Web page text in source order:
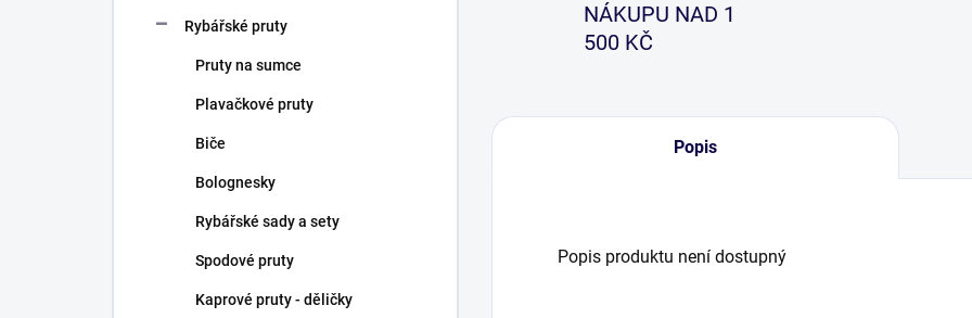
Rybářské pruty
Pruty na sumce
Plavačkové pruty
Biče
Bolognesky
Rybářské sady a sety
Spodové pruty
Kaprové pruty - děličky
NÁKUPU NAD 1
500 KČ
Popis
Popis produktu není dostupný